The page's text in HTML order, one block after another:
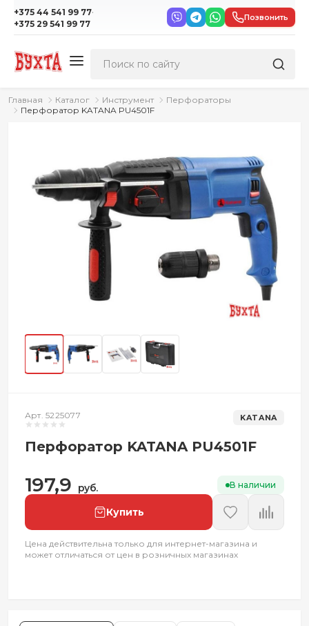
+375 44 541 99 77·
+375 29 541 99 77
Позвонить
Главная Каталог Инструмент
Перфораторы
Перфоратор KATANA PU4501F
Арт. 5225077 KATANA
Перфоратор KATANA PU4501F
197,9 руб. В наличии
Купить
Цена действительна только для интернет-магазина и
может отличаться от цен в розничных магазинах